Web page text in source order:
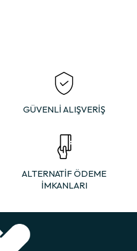
GÜVENLİ ALIŞVERİŞ
ALTERNATİF ÖDEME
İMKANLARI